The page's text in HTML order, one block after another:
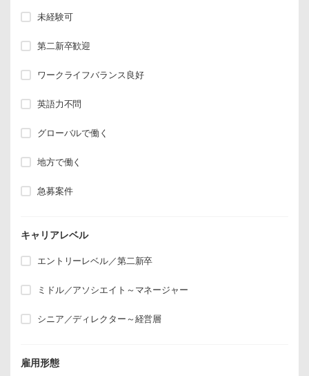
未経験可
第二新卒歓迎
ワークライフバランス良好
英語力不問
グローバルで働く
地方で働く
急募案件
キャリアレベル
エントリーレベル／第二新卒
ミドル／アソシエイト～マネージャー
シニア／ディレクター～経営層
雇用形態